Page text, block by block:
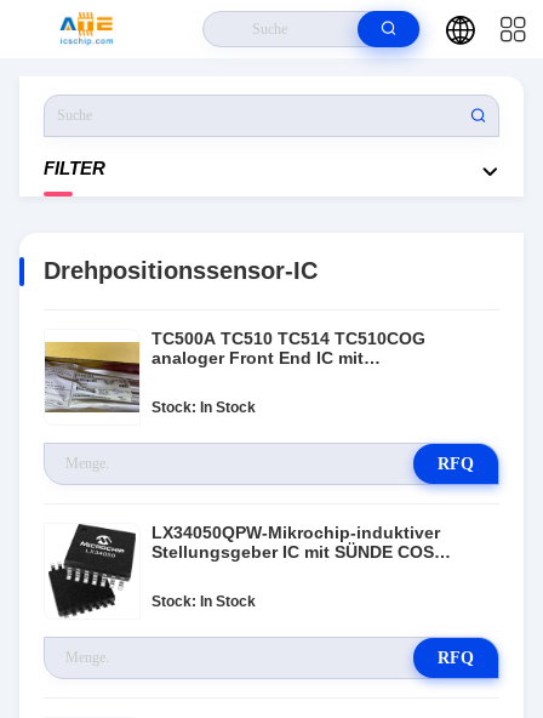
FILTER
Drehpositionssensor-IC
TC500A TC510 TC514 TC510COG
analoger Front End IC mit
Stock: In Stock
RFQ
LX34050QPW-Mikrochip-induktiver
Stellungsgeber IC mit SÜNDE COS
Stock: In Stock
RFQ